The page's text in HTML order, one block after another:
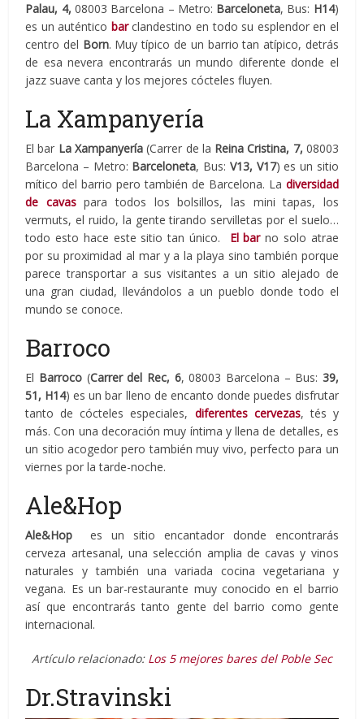
Palau, 4, 08003 Barcelona – Metro: Barceloneta, Bus: H14)
es un auténtico barclandestino en todo su esplendor en el
centro del Born. Muy típico de un barrio tan atípico, detrás
de esa nevera encontrarás un mundo diferente donde el
jazz suave canta y los mejores cócteles fluyen.
La Xampanyería
El bar La Xampanyería (Carrer de la Reina Cristina, 7, 08003
Barcelona – Metro: Barceloneta, Bus: V13, V17) es un sitio
mítico del barrio pero también de Barcelona. La diversidad
de cavaspara todos los bolsillos, las mini tapas, los
vermuts, el ruido, la gente tirando servilletas por el suelo…
todo esto hace este sitio tan único. El barno solo atrae
por su proximidad al mar y a la playa sino también porque
parece transportar a sus visitantes a un sitio alejado de
una gran ciudad, llevándolos a un pueblo donde todo el
mundo se conoce.
Barroco
El Barroco (Carrer del Rec, 6, 08003 Barcelona – Bus: 39,
51, H14) es un bar lleno de encanto donde puedes disfrutar
tanto de cócteles especiales, diferentes cervezas,tés y
más. Con una decoración muy íntima y llena de detalles, es
un sitio acogedor pero también muy vivo, perfecto para un
viernes por la tarde-noche.
Ale&Hop
Ale&Hop
es un sitio encantador donde encontrarás
cerveza artesanal, una selección amplia de cavas y vinos
naturales y también una variada cocina vegetariana y
vegana. Es un bar-restaurante muy conocido en el barrio
así que encontrarás tanto gente del barrio como gente
internacional.
Artículo relacionado: Los 5 mejores bares del Poble Sec
Dr.Stravinski